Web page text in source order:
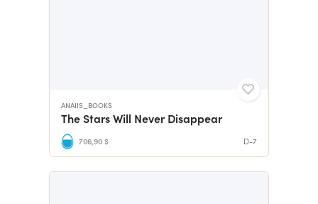
ANAIIS_BOOKS
The Stars Will Never Disappear
706,90 $ D-7